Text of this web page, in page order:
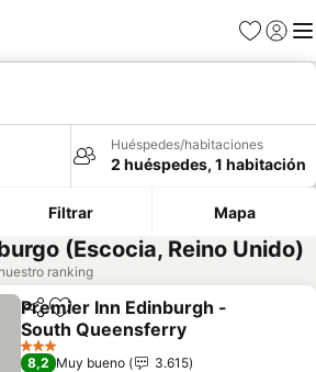
Favoritos
Iniciar
Huéspedes/habitaciones
2 huéspedes, 1 habitación
Filtrar Mapa
(Escocia, Reino Unido)
ranking
CompartirAgregar a favoritos
Premier Inn Edinburgh -
South Queensferry
3 Estrellas
8,2 Muy bueno
3.615